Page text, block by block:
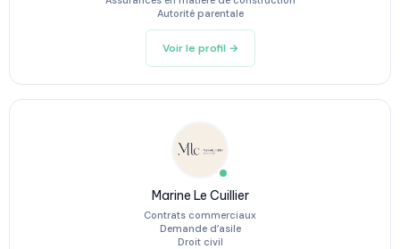
Autorité parentale
Voir le profil →
Marine Le Cuillier
Contrats commerciaux
Demande d’asile
Droit civil